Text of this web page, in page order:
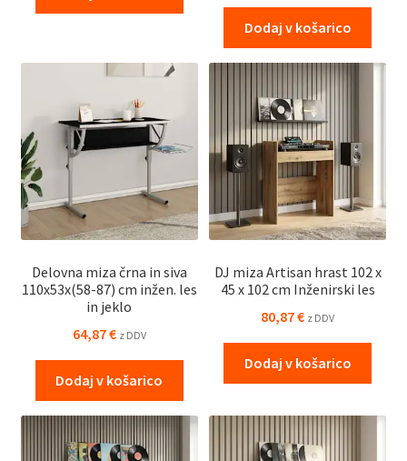
Dodaj v košarico
Delovna miza črna in siva
110x53x(58-87) cm inžen. les
in jeklo
64,87€ z DDV
Dodaj v košarico
DJ miza Artisan hrast 102 x
45 x 102 cm Inženirski les
80,87€ z DDV
Dodaj v košarico